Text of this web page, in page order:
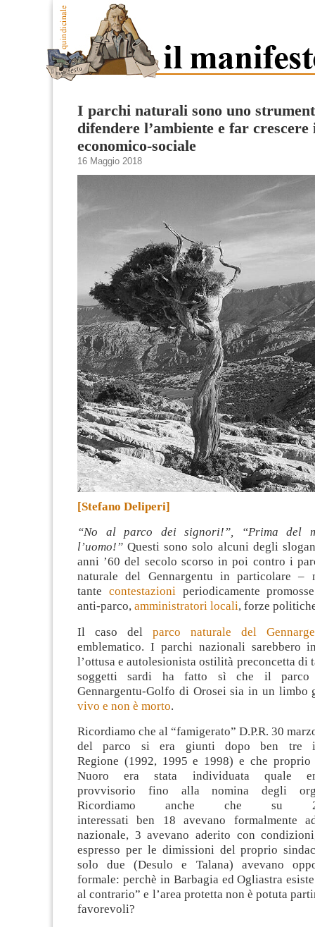
I parchi naturali sono uno
difendere l’ambiente e far crescere
economico-sociale
16 Maggio 2018
[Stefano Deliperi]
“No al parco dei signori!”, “Prima del
l’uomo!”Questi sono solo alcuni degli
anni ’60 del secolo scorso in poi contro i
naturale del Gennargentu in particolare –
tante contestazioniperiodicamente
anti-parco, amministratori locali, forze
Il caso del parco naturale del
emblematico. I parchi nazionali sarebbero
l’ottusa e autolesionista ostilità preconcetta di
soggetti sardi ha fatto sì che il parco
Gennargentu-Golfo di Orosei sia in un
vivo e non è morto.
Ricordiamo che al “famigerato” D.P.R. 30
del parco si era giunti dopo ben tre
Regione (1992, 1995 e 1998) e che
Nuoro era stata individuata quale
provvisorio fino alla nomina degli
Ricordiamo anche che su
interessati ben 18 avevano formalmente
nazionale, 3 avevano aderito con
espresso per le dimissioni del proprio
solo due (Desulo e Talana) avevano
formale: perchè in Barbagia ed Ogliastra
al contrario” e l’area protetta non è potuta
favorevoli?